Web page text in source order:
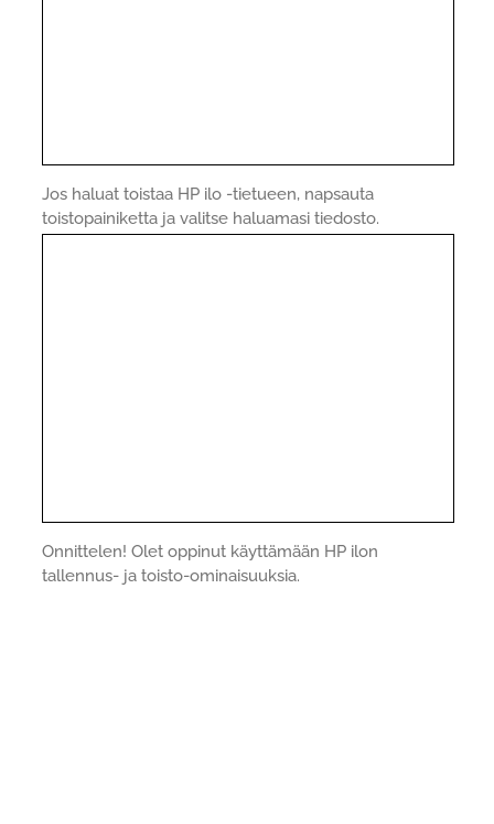
Jos haluat toistaa HP ilo -tietueen, napsauta
toistopainiketta ja valitse haluamasi tiedosto.
Onnittelen! Olet oppinut käyttämään HP ilon
tallennus- ja toisto-ominaisuuksia.